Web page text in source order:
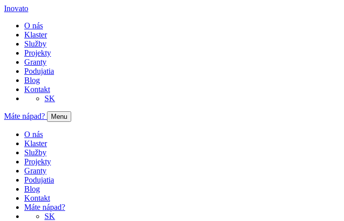
Inovato
O nás
Klaster
Služby
Projekty
Granty
Podujatia
Blog
Kontakt
SK
Máte nápad? Menu
O nás
Klaster
Služby
Projekty
Granty
Podujatia
Blog
Kontakt
Máte nápad?
SK